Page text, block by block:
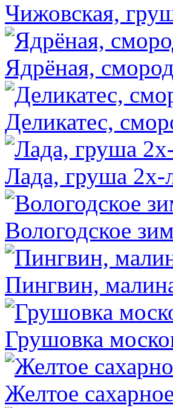
Чижовская,
Ядрёная,
Деликатес,
Лада, груша 2х-
Вологодское
Пингвин,
Грушовка
Желтое